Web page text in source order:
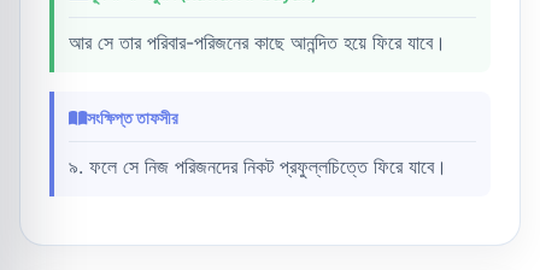
আর সে তার পরিবার-পরিজনের কাছে আনন্দিত হয়ে ফিরে যাবে।
সংক্ষিপ্ত তাফসীর
৯. ফলে সে নিজ পরিজনদের নিকট প্রফুল্লচিত্তে ফিরে যাবে।